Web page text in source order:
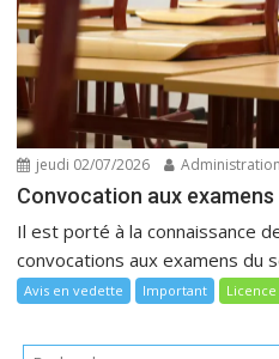
jeudi 02/07/2026 Administration
Convocation aux examens
Il est porté à la connaissance
convocations aux examens du
Avis en vedette Important Licence